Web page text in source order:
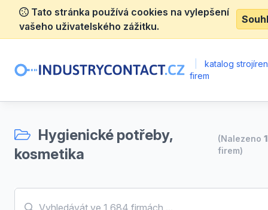
Tato stránka používá cookies na vylepšení
vašeho uživatelského zážitku.
katalog
firem
Hygienické potřeby,
kosmetika
(Nalezeno
firem)